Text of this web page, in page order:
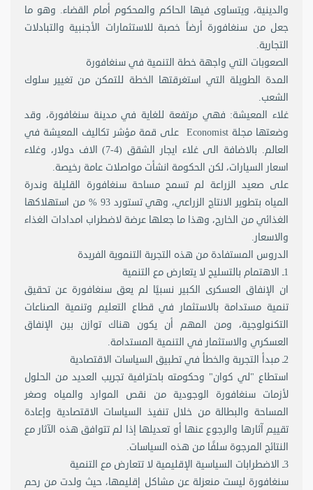
والدينية، ويتساوى فيها الحاكم والمحكوم أمام القضاء. وهو ما
جعل من سنغافورة أرضاً خصبة للاستثمارات الأجنبية والتبادلات
التجارية.
الصعوبات التي واجهة خطة التنمية في سنغافورة
المدة الطويلة التي استغرقتها الخطة للتمكن من تغيير سلوك
الشعب.
غلاء المعيشة: فهي مرتفعة للغاية في مدينة سنغافورة، وقد
وضعتها مجلة Economist على قمة مؤشر تكاليف المعيشة في
العالم. بالاضافة الى غلاء ايجار الشقق (4-7) الاف دولار، وغلاء
اسعار السيارات، لكن الحكومة انشأت مواصلات عامة رخيصة.
على صعيد الزراعة لم تسمح مساحة سنغافورة القليلة وندرة
المياه بتطوير الانتاج الزراعي، وهي تستورد 93 % من استهلاكها
الغذائي من الخارج، وهذا ما جعلها عرضة لاضطراب امدادات الغذاء
والاسعار.
الدروس المستفادة من هذه التجربة التنموية الفريدة
1ـ الاهتمام بالتسليح لا يتعارض مع التنمية
ان الإنفاق العسكرى الكبير نسبيًا لم يعق سنغافورة عن تحقيق
تنمية مستدامة بالاستثمار في قطاع التعليم وتنمية الصناعات
التكنولوجية، ومن المهم أن يكون هناك توازن بين الإنفاق
العسكري والاستثمار في التنمية المستدامة.
2ـ مبدأ التجربة والخطأ في تطبيق السياسات الاقتصادية
استطاع "لي كوان" وحكومته باحترافية تجريب العديد من الحلول
لأزمات سنغافورة الوجودية من نقص الموارد والمياه وصغر
المساحة والبطالة من خلال تنفيذ السياسات الاقتصادية وإعادة
تقييم آثارها والرجوع عنها أو تعديلها إذا لم تتوافق هذه الآثار مع
النتائج المرجوة سلفًا من هذه السياسات.
3ـ الاضطرابات السياسية الإقليمية لا تتعارض مع التنمية
سنغافورة ليست منعزلة عن مشاكل إقليمها، حيث ولدت من رحم